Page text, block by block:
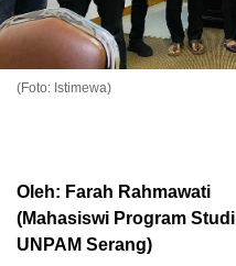
(Foto: Istimewa)
Oleh: Farah Rahmawati
(Mahasiswi Program Studi
UNPAM Serang)